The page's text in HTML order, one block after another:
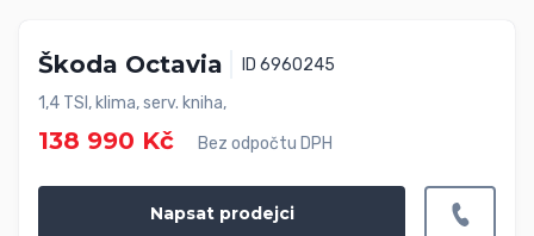
Škoda Octavia
ID 6960245
1,4 TSI, klima, serv. kniha,
138 990 Kč Bez odpočtu DPH
Napsat prodejci